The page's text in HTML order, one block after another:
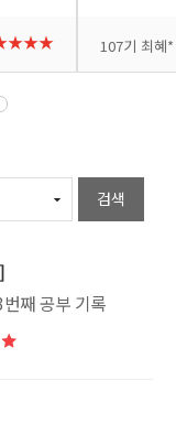
흥미가
표현
다. 반
러
직접
다. 좋
107기 최혜*
검색
째 공부 기록